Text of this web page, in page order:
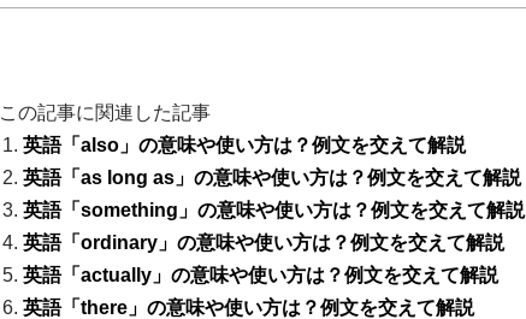
この記事に関連した記事
英語「also」の意味や使い方は？例文を交えて解説
英語「as long as」の意味や使い方は？例文を交えて解説
英語「something」の意味や使い方は？例文を交えて解説
英語「ordinary」の意味や使い方は？例文を交えて解説
英語「actually」の意味や使い方は？例文を交えて解説
英語「there」の意味や使い方は？例文を交えて解説